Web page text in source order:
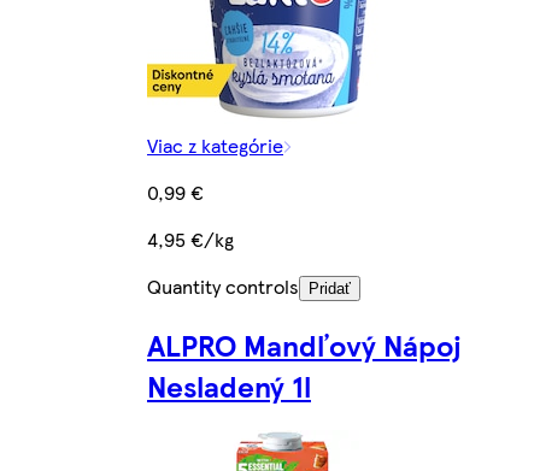
Viac z kategórie
0,99 €
4,95 €/kg
Quantity controls
Pridať
ALPRO Mandľový Nápoj
Nesladený 1l